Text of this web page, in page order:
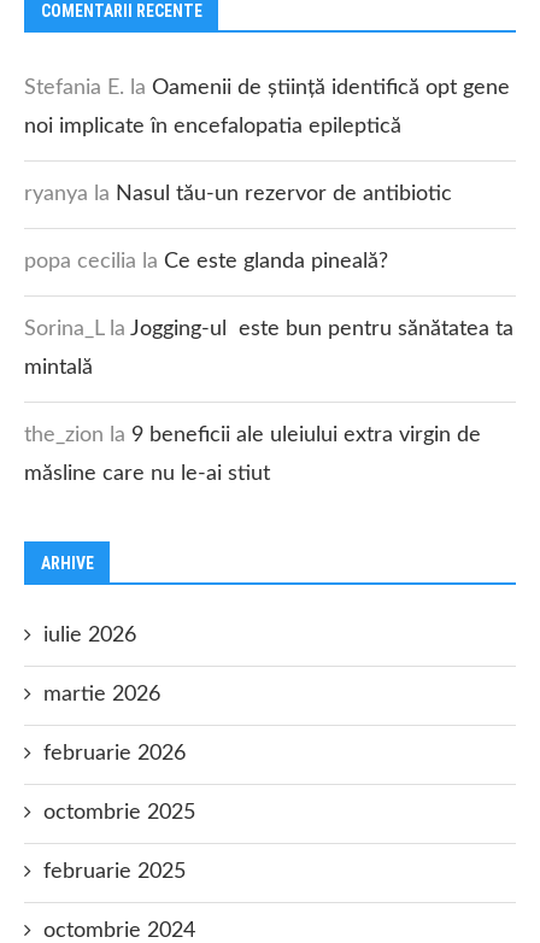
COMENTARII RECENTE
Stefania E. la Oamenii de știință identifică opt gene
noi implicate în encefalopatia epileptică
ryanya la Nasul tău-un rezervor de antibiotic
popa cecilia la Ce este glanda pineală?
Sorina_Lla Jogging-ul este bun pentru sănătatea ta
mintală
the_zion la 9 beneficii ale uleiului extra virgin de
măsline care nu le-ai stiut
ARHIVE
iulie 2026
martie 2026
februarie 2026
octombrie 2025
februarie 2025
octombrie 2024